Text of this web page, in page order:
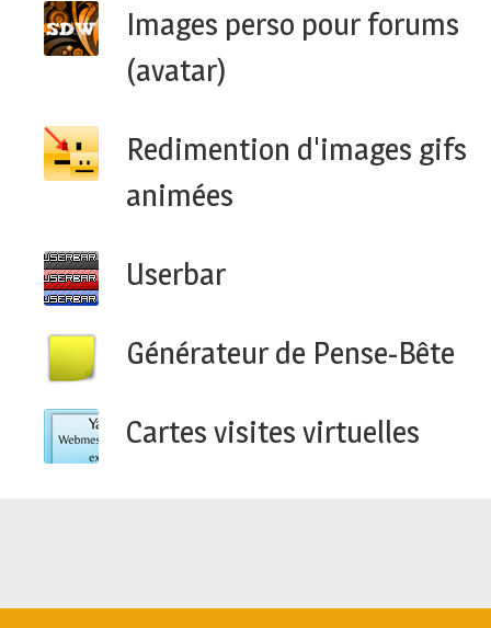
Images perso pour forums
(avatar)
Redimention d'images gifs
animées
Userbar
Générateur de Pense-Bête
Cartes visites virtuelles